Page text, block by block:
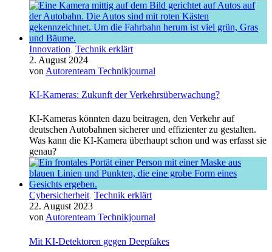
Innovation, Technik erklärt
2. August 2024
von Autorenteam Technikjournal
KI-Kameras: Zukunft der Verkehrsüberwachung?
KI-Kameras könnten dazu beitragen, den Verkehr auf
deutschen Autobahnen sicherer und effizienter zu gestalten.
Was kann die KI-Kamera überhaupt schon und was erfasst sie
genau?
Cybersicherheit, Technik erklärt
22. August 2023
vonAutorenteam Technikjournal
Mit KI-Detektoren gegen Deepfakes